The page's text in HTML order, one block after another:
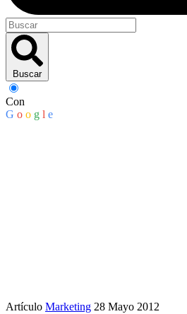
Buscar
Con
G o o g l e
Artículo Marketing 28 Mayo 2012